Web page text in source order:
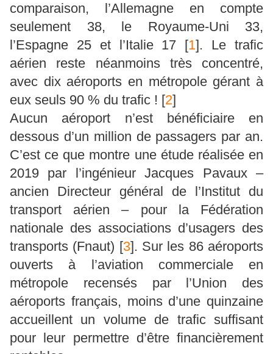
comparaison, l’Allemagne en compte
seulement 38, le Royaume-Uni 33,
l’Espagne 25 et l’Italie 17 [1] . Le trafic
aérien reste néanmoins très concentré,
avec dix aéroports en métropole gérant à
eux seuls 90 % du trafic ! [2]
Aucun aéroport n’est bénéficiaire en
dessous d’un million de passagers par an.
C’est ce que montre une étude réalisée en
2019 par l’ingénieur Jacques Pavaux –
ancien Directeur général de l’Institut du
transport aérien – pour la Fédération
nationale des associations d’usagers des
transports (Fnaut) [3] . Sur les 86 aéroports
ouverts à l’aviation commerciale en
métropole recensés par l’Union des
aéroports français, moins d’une quinzaine
accueillent un volume de trafic suffisant
pour leur permettre d’être financièrement